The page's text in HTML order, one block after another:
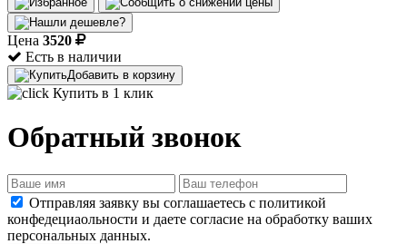
Цена 3520
Есть в наличии
Добавить в корзину
Купить в 1 клик
Обратный звонок
Отправляя заявку вы соглашаетесь с политикой
конфедециаольности и даете согласие на обработку ваших
персональных данных.